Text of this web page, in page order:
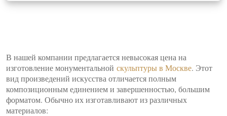
В нашей компании предлагается невысокая цена на
изготовление монументальной скульптуры в Москве. Этот
вид произведений искусства отличается полным
композиционным единением и завершенностью, большим
форматом. Обычно их изготавливают из различных
материалов: